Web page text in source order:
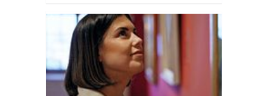
locaties en aan alle tijdelijke tentoonstellingen. Het
wordt sterk aanbevolen om de tour van tevoren te
boeken.